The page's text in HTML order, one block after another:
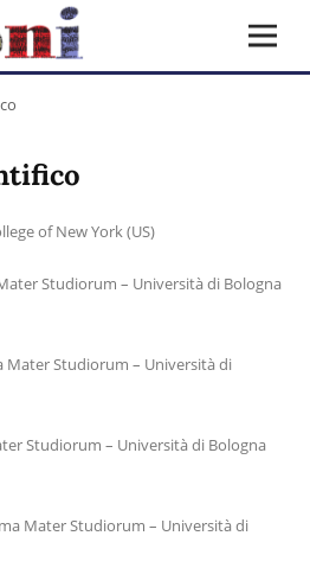
of New York (US)
Studiorum – Università di Bologna
Mater Studiorum – Università di
Studiorum – Università di Bologna
Mater Studiorum – Università di